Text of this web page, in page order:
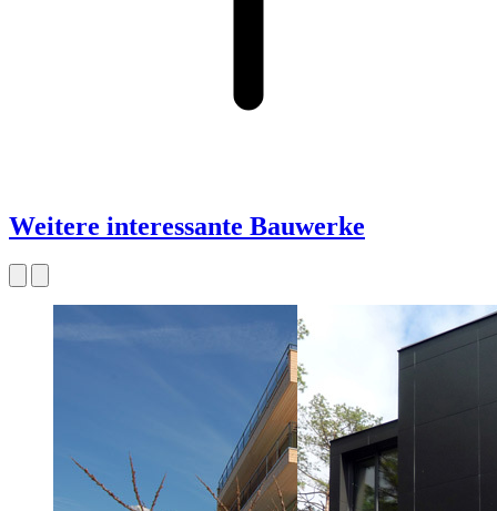
Weitere interessante Bauwerke